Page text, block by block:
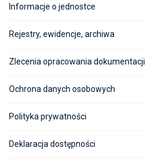
Informacje o jednostce
Rejestry, ewidencje, archiwa
Zlecenia opracowania dokumentacji
Ochrona danych osobowych
Polityka prywatności
Deklaracja dostępności